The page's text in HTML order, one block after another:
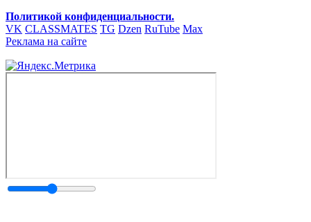
Политикой конфиденциальности.
VK CLASSMATES TG Dzen RuTube Max
Реклама на сайте